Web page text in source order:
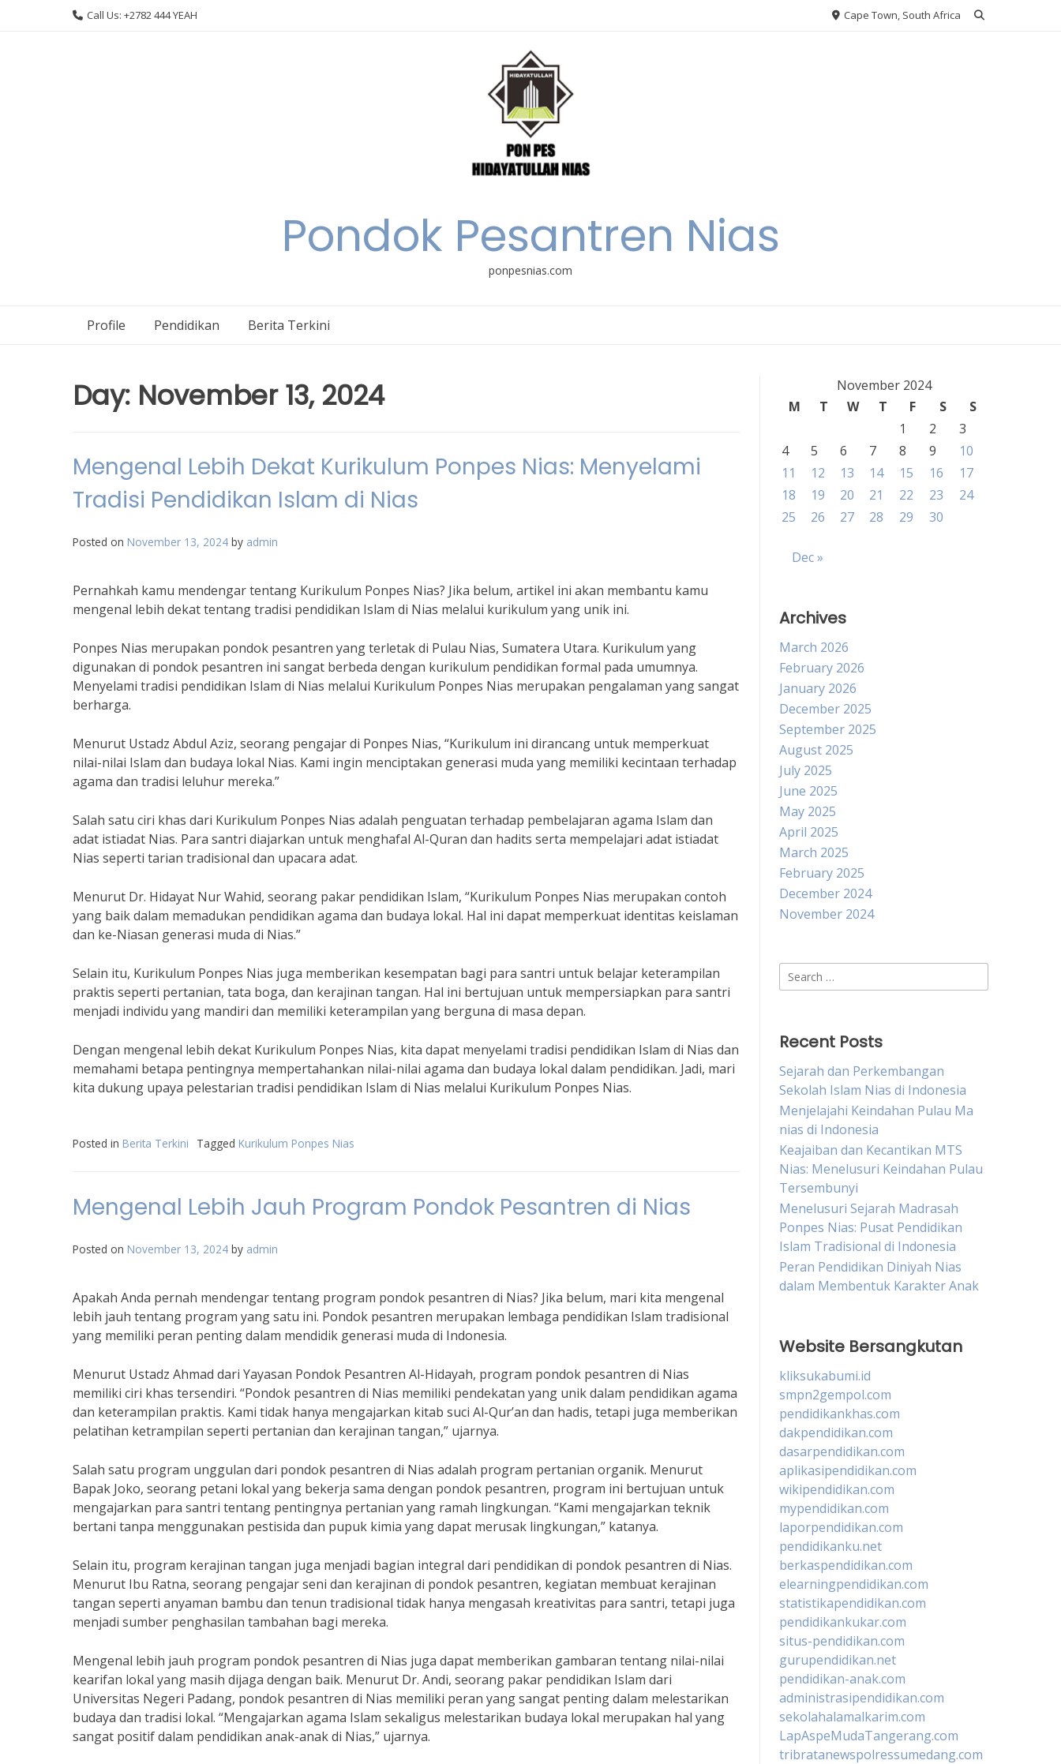
Call Us: +2782 444 YEAH Cape Town, South Africa
Pondok Pesantren Nias
ponpesnias.com
Profile Pendidikan Berita Terkini
Day: November 13, 2024
Mengenal Lebih Dekat Kurikulum Ponpes Nias: Menyelami
Tradisi Pendidikan Islam di Nias
Posted on November 13, 2024 by admin
Pernahkah kamu mendengar tentang Kurikulum Ponpes Nias? Jika belum, artikel ini akan membantu kamu
mengenal lebih dekat tentang tradisi pendidikan Islam di Nias melalui kurikulum yang unik ini.
Ponpes Nias merupakan pondok pesantren yang terletak di Pulau Nias, Sumatera Utara. Kurikulum yang
digunakan di pondok pesantren ini sangat berbeda dengan kurikulum pendidikan formal pada umumnya.
Menyelami tradisi pendidikan Islam di Nias melalui Kurikulum Ponpes Nias merupakan pengalaman yang sangat
berharga.
Menurut Ustadz Abdul Aziz, seorang pengajar di Ponpes Nias, “Kurikulum ini dirancang untuk memperkuat
nilai-nilai Islam dan budaya lokal Nias. Kami ingin menciptakan generasi muda yang memiliki kecintaan terhadap
agama dan tradisi leluhur mereka.”
Salah satu ciri khas dari Kurikulum Ponpes Nias adalah penguatan terhadap pembelajaran agama Islam dan
adat istiadat Nias. Para santri diajarkan untuk menghafal Al-Quran dan hadits serta mempelajari adat istiadat
Nias seperti tarian tradisional dan upacara adat.
Menurut Dr. Hidayat Nur Wahid, seorang pakar pendidikan Islam, “Kurikulum Ponpes Nias merupakan contoh
yang baik dalam memadukan pendidikan agama dan budaya lokal. Hal ini dapat memperkuat identitas keislaman
dan ke-Niasan generasi muda di Nias.”
Selain itu, Kurikulum Ponpes Nias juga memberikan kesempatan bagi para santri untuk belajar keterampilan
praktis seperti pertanian, tata boga, dan kerajinan tangan. Hal ini bertujuan untuk mempersiapkan para santri
menjadi individu yang mandiri dan memiliki keterampilan yang berguna di masa depan.
Dengan mengenal lebih dekat Kurikulum Ponpes Nias, kita dapat menyelami tradisi pendidikan Islam di Nias dan
memahami betapa pentingnya mempertahankan nilai-nilai agama dan budaya lokal dalam pendidikan. Jadi, mari
kita dukung upaya pelestarian tradisi pendidikan Islam di Nias melalui Kurikulum Ponpes Nias.
Posted in Berita Terkini Tagged Kurikulum Ponpes Nias
Mengenal Lebih Jauh Program Pondok Pesantren di Nias
Posted on November 13, 2024 by admin
Apakah Anda pernah mendengar tentang program pondok pesantren di Nias? Jika belum, mari kita mengenal
lebih jauh tentang program yang satu ini. Pondok pesantren merupakan lembaga pendidikan Islam tradisional
yang memiliki peran penting dalam mendidik generasi muda di Indonesia.
Menurut Ustadz Ahmad dari Yayasan Pondok Pesantren Al-Hidayah, program pondok pesantren di Nias
memiliki ciri khas tersendiri. “Pondok pesantren di Nias memiliki pendekatan yang unik dalam pendidikan agama
dan keterampilan praktis. Kami tidak hanya mengajarkan kitab suci Al-Qur’an dan hadis, tetapi juga memberikan
pelatihan ketrampilan seperti pertanian dan kerajinan tangan,” ujarnya.
Salah satu program unggulan dari pondok pesantren di Nias adalah program pertanian organik. Menurut
Bapak Joko, seorang petani lokal yang bekerja sama dengan pondok pesantren, program ini bertujuan untuk
mengajarkan para santri tentang pentingnya pertanian yang ramah lingkungan. “Kami mengajarkan teknik
bertani tanpa menggunakan pestisida dan pupuk kimia yang dapat merusak lingkungan,” katanya.
Selain itu, program kerajinan tangan juga menjadi bagian integral dari pendidikan di pondok pesantren di Nias.
Menurut Ibu Ratna, seorang pengajar seni dan kerajinan di pondok pesantren, kegiatan membuat kerajinan
tangan seperti anyaman bambu dan tenun tradisional tidak hanya mengasah kreativitas para santri, tetapi juga
menjadi sumber penghasilan tambahan bagi mereka.
Mengenal lebih jauh program pondok pesantren di Nias juga dapat memberikan gambaran tentang nilai-nilai
kearifan lokal yang masih dijaga dengan baik. Menurut Dr. Andi, seorang pakar pendidikan Islam dari
Universitas Negeri Padang, pondok pesantren di Nias memiliki peran yang sangat penting dalam melestarikan
budaya dan tradisi lokal. “Mengajarkan agama Islam sekaligus melestarikan budaya lokal merupakan hal yang
sangat positif dalam pendidikan anak-anak di Nias,” ujarnya.
November 2024
M
T W T F S
S
1
2
3
4
5 6 7 8 9
10
11
12 13 14 15 16
17
18
19 20 21 22 23
24
25
26 27 28 29 30
Dec »
Archives
March 2026
February 2026
January 2026
December 2025
September 2025
August 2025
July 2025
June 2025
May 2025
April 2025
March 2025
February 2025
December 2024
November 2024
Search
for:
Recent Posts
Sejarah dan Perkembangan
Sekolah Islam Nias di Indonesia
Menjelajahi Keindahan Pulau Ma
nias di Indonesia
Keajaiban dan Kecantikan MTS
Nias: Menelusuri Keindahan Pulau
Tersembunyi
Menelusuri Sejarah Madrasah
Ponpes Nias: Pusat Pendidikan
Islam Tradisional di Indonesia
Peran Pendidikan Diniyah Nias
dalam Membentuk Karakter Anak
Website Bersangkutan
kliksukabumi.id
smpn2gempol.com
pendidikankhas.com
dakpendidikan.com
dasarpendidikan.com
aplikasipendidikan.com
wikipendidikan.com
mypendidikan.com
laporpendidikan.com
pendidikanku.net
berkaspendidikan.com
elearningpendidikan.com
statistikapendidikan.com
pendidikankukar.com
situs-pendidikan.com
gurupendidikan.net
pendidikan-anak.com
administrasipendidikan.com
sekolahalamalkarim.com
LapAspeMudaTangerang.com
tribratanewspolressumedang.com